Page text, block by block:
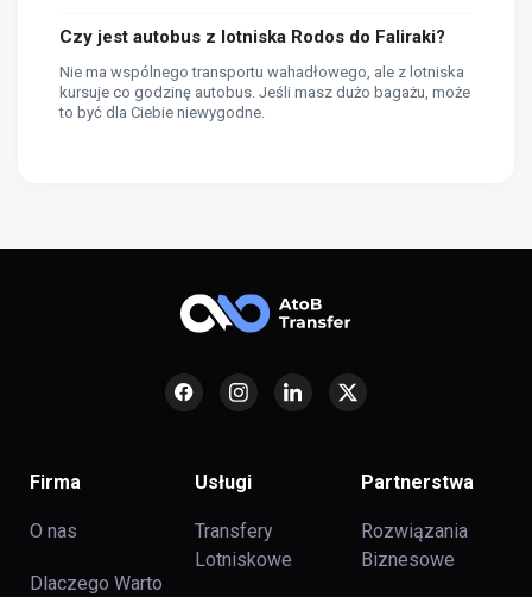
Czy jest autobus z lotniska Rodos do Faliraki?
Nie ma wspólnego transportu wahadłowego, ale z lotniska
kursuje co godzinę autobus. Jeśli masz dużo bagażu, może
to być dla Ciebie niewygodne.
Firma
O nas
Dlaczego Warto
Usługi
Transfery
Lotniskowe
Partnerstwa
Rozwiązania
Biznesowe